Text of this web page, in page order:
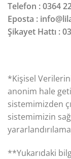
Telefon : 0364
Eposta :
Şikayet Hattı :
*Kişisel
anonim hale
sistemimizden
sistemimizin
**Yukarıdaki